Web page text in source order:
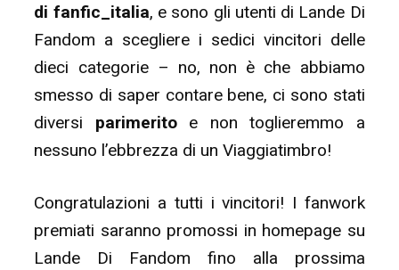
di fanfic_italia, e sono gli utenti di Lande Di
Fandom a scegliere i sedici vincitori delle
dieci categorie – no, non è che abbiamo
smesso di saper contare bene, ci sono stati
diversi parimeritoe non toglieremmo a
nessuno l’ebbrezza di un Viaggiatimbro!
Congratulazioni a tutti i vincitori! I fanwork
premiati saranno promossi in homepage su
Lande Di Fandom fino alla prossima